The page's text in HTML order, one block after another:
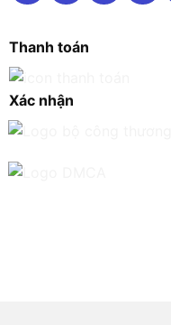
Thanh toán
Xác nhận